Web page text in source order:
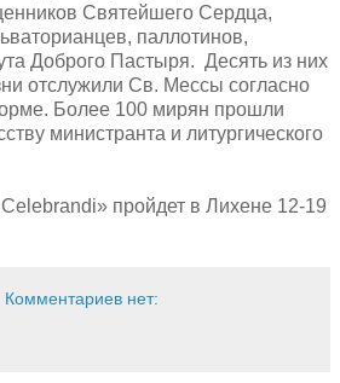
Святейшего Сердца,
паллотинов,
Доброго Пастыря. Десять из них
отслужили Св. Мессы согласно
Более 100 мирян прошли
министранта и литургического
пройдет в Лихене 12-19
Комментариев нет: